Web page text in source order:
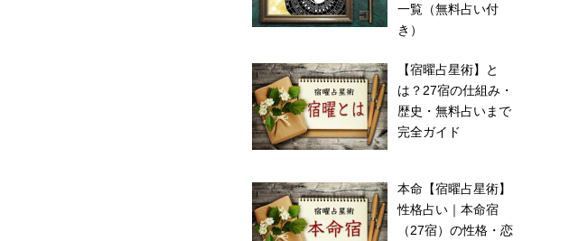
一覧（無料占い付
き）
【宿曜占星術】と
は？27宿の仕組み・
歴史・無料占いまで
完全ガイド
本命【宿曜占星術】
性格占い｜本命宿
（27宿）の性格・恋